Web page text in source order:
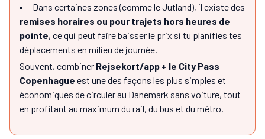
Dans certaines zones (comme le Jutland), il existe des
remises horaires ou pour trajets hors heures de
pointe, ce qui peut faire baisser le prix si tu planifies tes
déplacements en milieu de journée.
Souvent, combiner Rejsekort/app + le City Pass
Copenhague est une des façons les plus simples et
économiques de circuler au Danemark sans voiture, tout
en profitant au maximum du rail, du bus et du métro.